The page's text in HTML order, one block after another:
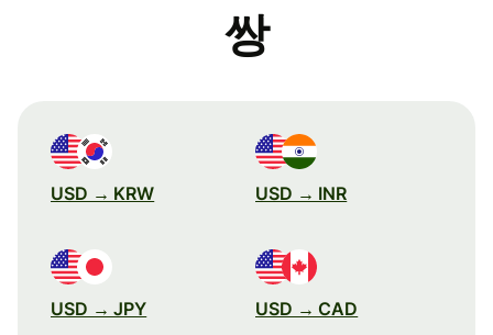
쌍
USD → KRW USD → INR
USD → JPY USD → CAD